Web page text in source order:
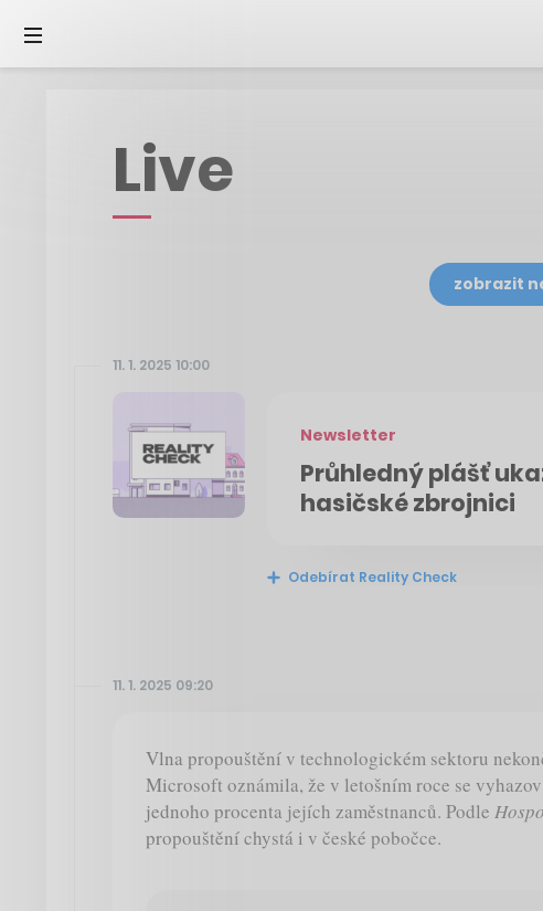
Live
zobrazit
11. 1. 2025 10:00
Newsletter
Průhledný plášť
hasičské zbrojnici
Odebírat Reality Check
11. 1. 2025 09:20
Vlna propouštění v technologickém sektoru
Microsoft oznámila, že v letošním roce se
jednoho procenta jejích zaměstnanců. Podle
propouštění chystá i v české pobočce.